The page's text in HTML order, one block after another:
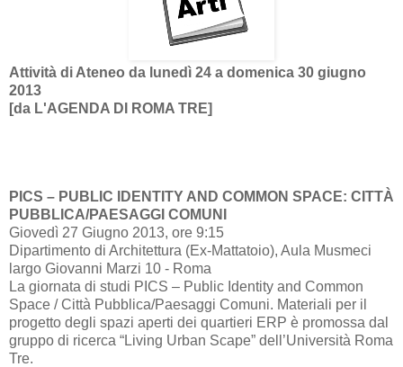
Attività di Ateneo da lunedì 24 a domenica 30 giugno
2013
[da L'AGENDA DI ROMA TRE]
PICS – PUBLIC IDENTITY AND COMMON SPACE: CITTÀ
PUBBLICA/PAESAGGI COMUNI
Giovedì 27 Giugno 2013, ore 9:15
Dipartimento di Architettura (Ex-Mattatoio), Aula Musmeci
largo Giovanni Marzi 10 - Roma
La giornata di studi PICS – Public Identity and Common
Space / Città Pubblica/Paesaggi Comuni. Materiali per il
progetto degli spazi aperti dei quartieri ERP è promossa dal
gruppo di ricerca “Living Urban Scape” dell’Università Roma
Tre.